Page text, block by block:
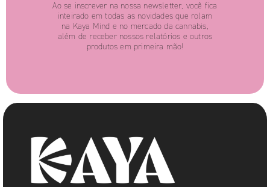
Ao se inscrever na nossa newsletter, você fica
inteirado em todas as novidades que rolam
na Kaya Mind e no mercado da cannabis,
além de receber nossos relatórios e outros
produtos em primeira mão!